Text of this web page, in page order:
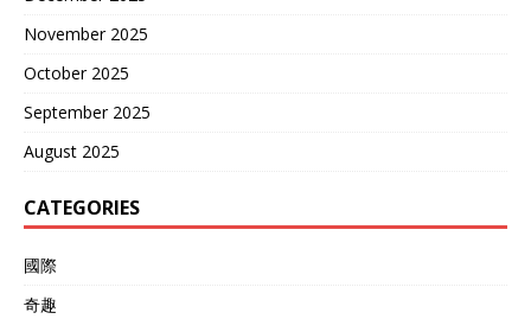
November 2025
October 2025
September 2025
August 2025
CATEGORIES
國際
奇趣